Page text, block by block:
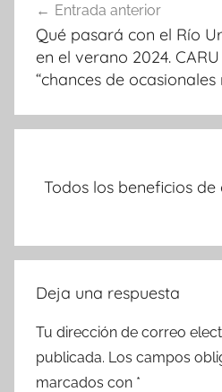
de
entradas
Entrada anterior
Qué pasará con el Río
en el verano 2024.
“chances de ocasionales
Todos los beneficios
Deja una respuesta
Tu dirección de correo
publicada. Los campos
marcados con *